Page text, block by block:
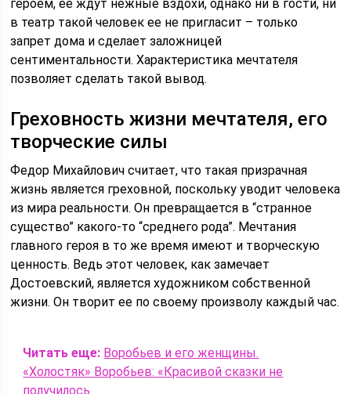
героем, ее ждут нежные вздохи, однако ни в гости, ни
в театр такой человек ее не пригласит – только
запрет дома и сделает заложницей
сентиментальности. Характеристика мечтателя
позволяет сделать такой вывод.
Греховность жизни мечтателя, его
творческие силы
Федор Михайлович считает, что такая призрачная
жизнь является греховной, поскольку уводит человека
из мира реальности. Он превращается в “странное
существо” какого-то “среднего рода”. Мечтания
главного героя в то же время имеют и творческую
ценность. Ведь этот человек, как замечает
Достоевский, является художником собственной
жизни. Он творит ее по своему произволу каждый час.
Читать еще: Воробьев и его женщины.
«Холостяк» Воробьев: «Красивой сказки не
получилось